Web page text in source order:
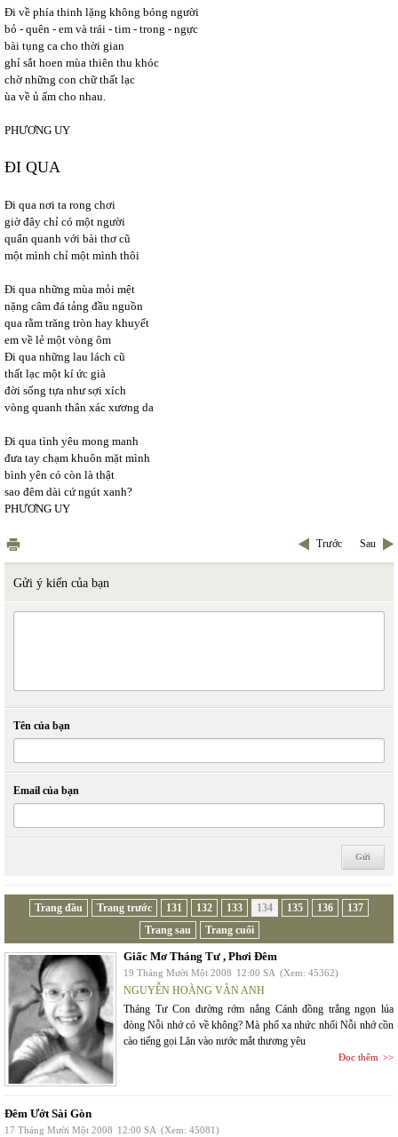
Đi về phía thinh lặng không bóng người
bỏ - quên - em và trái - tim - trong - ngực
bài tụng ca cho thời gian
ghỉ sắt hoen mùa thiên thu khóc
chờ những con chữ thất lạc
ùa về ủ ấm cho nhau.
PHƯƠNG UY
ĐI QUA
Đi qua nơi ta rong chơi
giờ đây chỉ có một người
quẩn quanh với bài thơ cũ
một mình chỉ một mình thôi
Đi qua những mùa mỏi mệt
nặng câm đá tảng đầu nguồn
qua rằm trăng tròn hay khuyết
em về lẻ một vòng ôm
Đi qua những lau lách cũ
thất lạc một kí ức già
đời sống tựa như sợi xích
vòng quanh thân xác xương da
Đi qua tình yêu mong manh
đưa tay chạm khuôn mặt mình
bình yên có còn là thật
sao đêm dài cứ ngút xanh?
PHƯƠNG UY
Trước Sau
Gửi ý kiến của bạn
Tên của bạn
Email của bạn
Trang đầu Trang trước 131 132 133 134 135 136
137
Trang sau
Trang cuối
Giấc Mơ Tháng Tư , Phơi Đêm
19 Tháng Mười Một 2008 12:00 SA (Xem: 45362)
NGUYỄN HOÀNG VÂN ANH
Tháng Tư Con đường rớm nắng Cánh đồng trắng ngọn lúa
đòng Nỗi nhớ có về không? Mà phố xa nhức nhối Nỗi nhớ cồn
cào tiếng gọi Lăn vào nước mắt thương yêu
Đọc thêm
Đêm Ướt Sài Gòn
17 Tháng Mười Một 2008 12:00 SA (Xem: 45081)